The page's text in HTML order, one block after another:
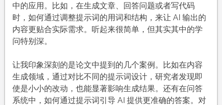
中的应用。比如，在生成文章、回答问题或者写代码
时，如何通过调整提示词的用词和结构，来让 AI 输出的
内容更贴合实际需求。听起来很简单，但其实其中的学
问特别深。
让我印象深刻的是论文中提到的几个案例。比如在内容
生成领域，通过对比不同的提示词设计，研究者发现即
使是小小的改动，也能显著影响生成结果。还有在问答
系统中，如何通过提示词引导 AI 提供更准确的答案。对